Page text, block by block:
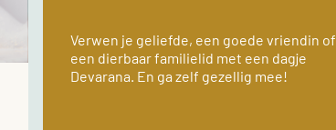
Verwen je geliefde, een goede vriendin of
een dierbaar familielid met een dagje
Devarana. En ga zelf gezellig mee!